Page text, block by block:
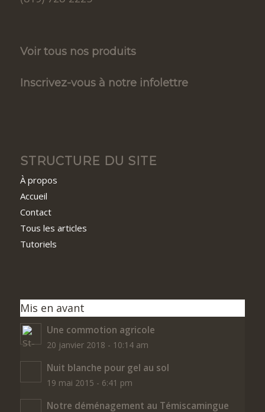
Voir tous nos produits
Inscrivez-vous à notre infolettre
STRUCTURE DU SITE
À propos
Accueil
Contact
Tous les articles
Tutoriels
Mis en avant
Une commotion agricole
20 janvier 2018 - 10:14 am
Nuit blanche pour gel au sol
19 mai 2015 - 6:41 pm
Notre déménagement au Témiscamingue